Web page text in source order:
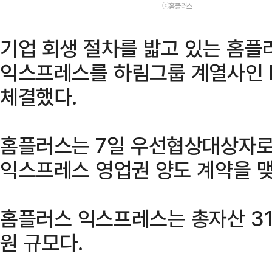
ⓒ홈플러스
기업 회생 절차를 밟고 있는 홈
익스프레스를 하림그룹 계열사
체결했다.
홈플러스는 7일 우선협상대상자
익스프레스 영업권 양도 계약을
홈플러스 익스프레스는 총자산
원 규모다.